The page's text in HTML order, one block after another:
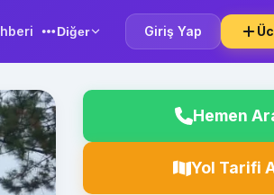
Diğer Giriş Yap
Hemen
Yol Tarifi